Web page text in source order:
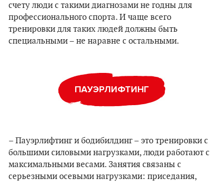
счету люди с такими диагнозами не годны для
профессионального спорта. И чаще всего
тренировки для таких людей должны быть
специальными – не наравне с остальными.
ПАУЭРЛИФТИНГ
– Пауэрлифтинг и бодибилдинг – это тренировки с
большими силовыми нагрузками, люди работают с
максимальными весами. Занятия связаны с
серьезными осевыми нагрузками: приседания,